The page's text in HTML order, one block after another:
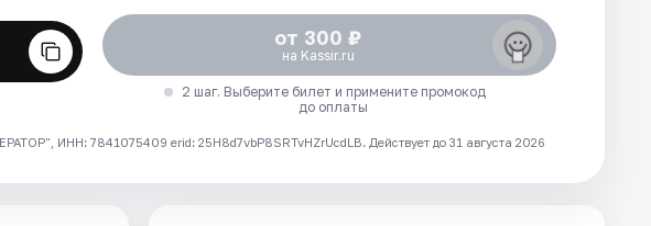
от 300 ₽
на Kassir.ru
2 шаг. Выберите билет и примените промокод
до оплаты
ИНН: 7841075409 erid: 25H8d7vbP8SRTvHZrUcdLB. Действует до 31 августа 2026